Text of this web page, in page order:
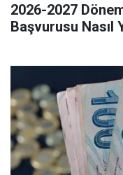
2026-2027
Başvurusu Nasıl